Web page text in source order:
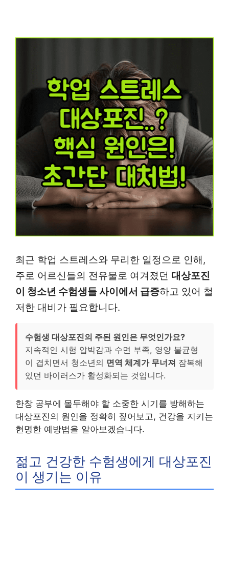
최근 학업 스트레스와 무리한 일정으로 인해,
주로 어르신들의 전유물로 여겨졌던 대상포진
이 청소년 수험생들 사이에서 급증하고 있어 철
저한 대비가 필요합니다.
수험생 대상포진의 주된 원인은 무엇인가요?
지속적인 시험 압박감과 수면 부족, 영양 불균형
이 겹치면서 청소년의 면역 체계가 무너져 잠복해
있던 바이러스가 활성화되는 것입니다.
한창 공부에 몰두해야 할 소중한 시기를 방해하는
대상포진의 원인을 정확히 짚어보고, 건강을 지키는
현명한 예방법을 알아보겠습니다.
젊고 건강한 수험생에게 대상포진
이 생기는 이유